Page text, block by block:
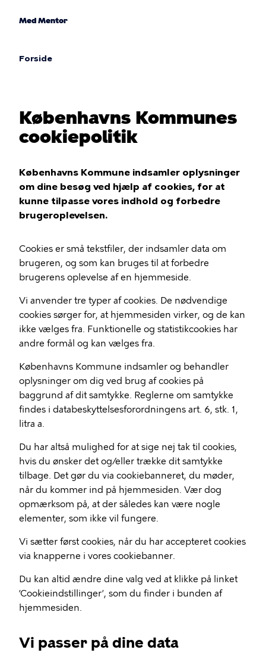
Med Mentor
Forside
Københavns Kommunes
cookiepolitik
Københavns Kommune indsamler oplysninger
om dine besøg ved hjælp af cookies, for at
kunne tilpasse vores indhold og forbedre
brugeroplevelsen.
Cookies er små tekstfiler, der indsamler data om
brugeren, og som kan bruges til at forbedre
brugerens oplevelse af en hjemmeside.
Vi anvender tre typer af cookies. De nødvendige
cookies sørger for, at hjemmesiden virker, og de kan
ikke vælges fra. Funktionelle og statistikcookies har
andre formål og kan vælges fra.
Københavns Kommune indsamler og behandler
oplysninger om dig ved brug af cookies på
baggrund af dit samtykke. Reglerne om samtykke
findes i databeskyttelsesforordningens art. 6, stk. 1,
litra a.
Du har altså mulighed for at sige nej tak til cookies,
hvis du ønsker det og/eller trække dit samtykke
tilbage. Det gør du via cookiebanneret, du møder,
når du kommer ind på hjemmesiden. Vær dog
opmærksom på, at der således kan være nogle
elementer, som ikke vil fungere.
Vi sætter først cookies, når du har accepteret cookies
via knapperne i vores cookiebanner.
Du kan altid ændre dine valg ved at klikke på linket
’Cookieindstillinger’, som du finder i bunden af
hjemmesiden.
Vi passer på dine data